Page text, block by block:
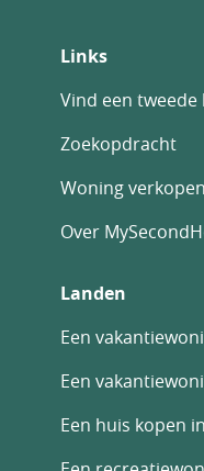
Links
Vind een tweede
Zoekopdracht
Woning verkopen
Over
Landen
Een
Een
Een huis kopen